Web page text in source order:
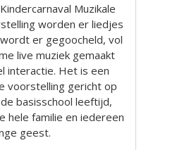
Muzikale
worden er liedjes
er gegoocheld, vol
live muziek gemaakt
interactie. Het is een
voorstelling gericht op
basisschool leeftijd,
hele familie en iedereen
geest.